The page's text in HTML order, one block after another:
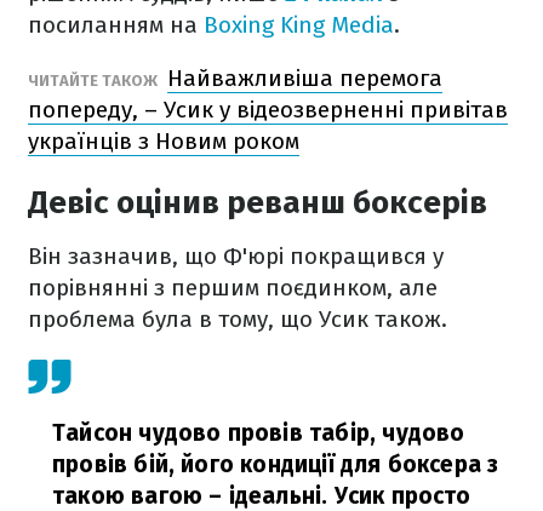
посиланням на Boxing King Media.
ЧИТАЙТЕ ТАКОЖ
Найважливіша перемога
попереду, – Усик у відеозверненні привітав
українців з Новим роком
Девіс оцінив реванш боксерів
Він зазначив, що Ф'юрі покращився у
порівнянні з першим поєдинком, але
проблема була в тому, що Усик також.
Тайсон чудово провів табір, чудово
провів бій, його кондиції для боксера з
такою вагою – ідеальні. Усик просто